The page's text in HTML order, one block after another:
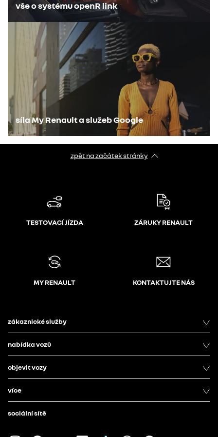
vše o systému openR link
síla My Renault a služeb Google​
zpět na začátek stránky
TESTOVACÍ JÍZDA ZÁRUKY RENAULT
MY RENAULT KONTAKTUJTE NÁS
zákaznické služby
nabídka vozů
objevit vozy
více
sociální sítě